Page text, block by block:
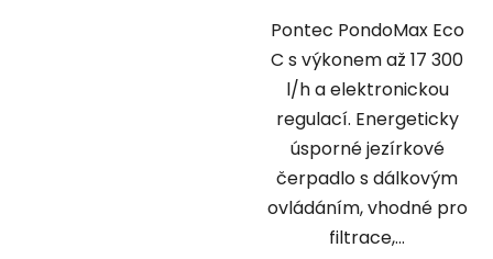
Pontec PondoMax Eco
C s výkonem až 17 300
l/h a elektronickou
regulací. Energeticky
úsporné jezírkové
čerpadlo s dálkovým
ovládáním, vhodné pro
filtrace,...